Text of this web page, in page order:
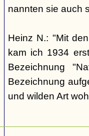
nannten sie auch
Heinz N.: "Mit
kam ich 1934
Bezeichnung
Bezeichnung
und wilden Art